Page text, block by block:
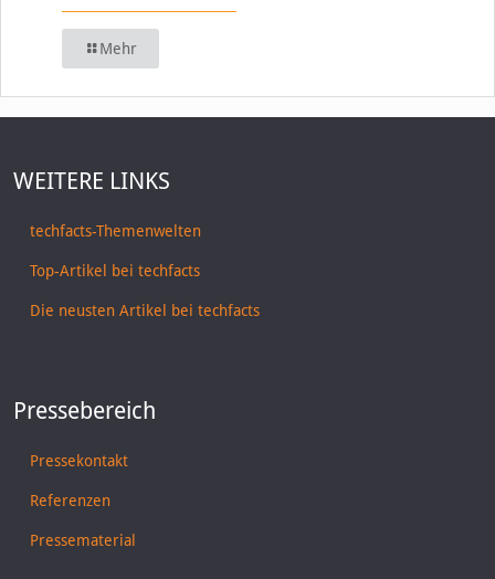
Mehr
WEITERE LINKS
techfacts-Themenwelten
Top-Artikel bei techfacts
Die neusten Artikel bei techfacts
Pressebereich
Pressekontakt
Referenzen
Pressematerial